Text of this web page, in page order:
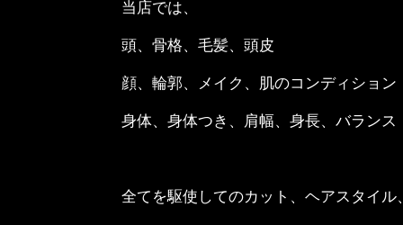
当店では、
頭、骨格、毛髪、頭皮
顔、輪郭、メイク、肌のコンディション
身体、身体つき、肩幅、身長、バランス
全てを駆使してのカット、ヘアスタイル